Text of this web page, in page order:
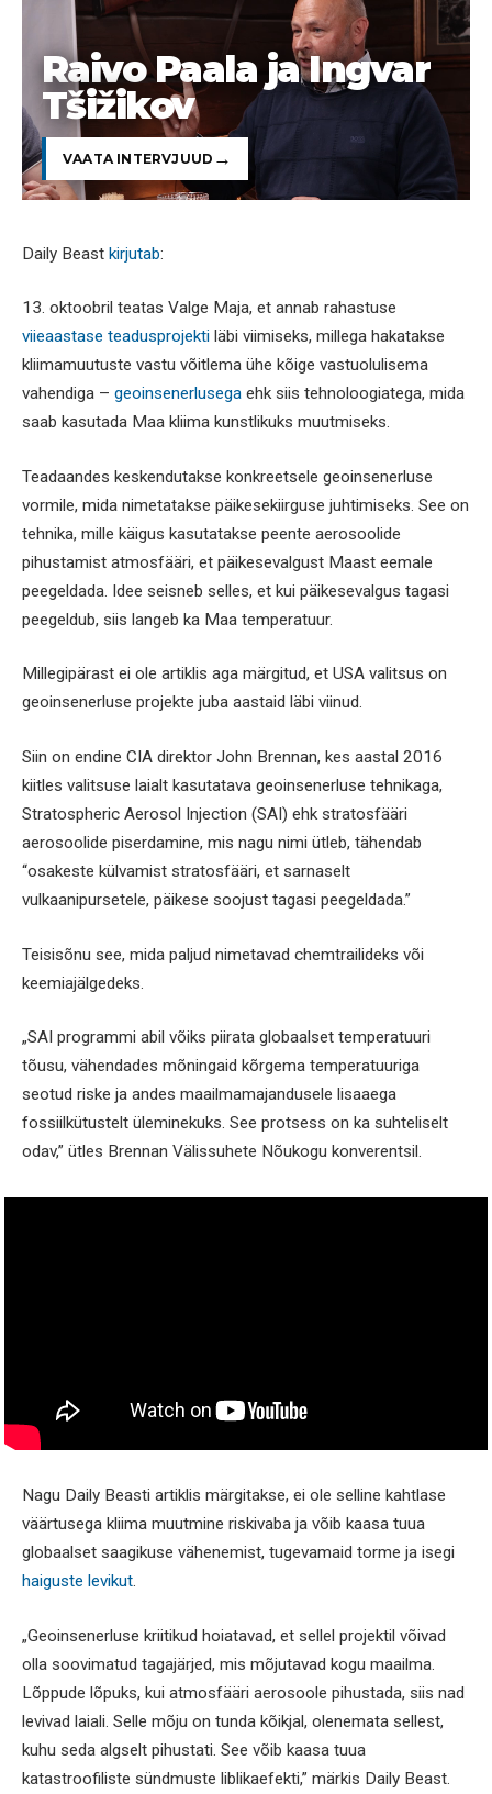
Raivo Paala ja Ingvar
Tšižikov
VAATA INTERVJUUD
Daily Beast kirjutab:
13. oktoobril teatas Valge Maja, et annab rahastuse
viieaastase teadusprojekti läbi viimiseks, millega hakatakse
kliimamuutuste vastu võitlema ühe kõige vastuolulisema
vahendiga – geoinsenerlusega ehk siis tehnoloogiatega, mida
saab kasutada Maa kliima kunstlikuks muutmiseks.
Teadaandes keskendutakse konkreetsele geoinsenerluse
vormile, mida nimetatakse päikesekiirguse juhtimiseks. See on
tehnika, mille käigus kasutatakse peente aerosoolide
pihustamist atmosfääri, et päikesevalgust Maast eemale
peegeldada. Idee seisneb selles, et kui päikesevalgus tagasi
peegeldub, siis langeb ka Maa temperatuur.
Millegipärast ei ole artiklis aga märgitud, et USA valitsus on
geoinsenerluse projekte juba aastaid läbi viinud.
Siin on endine CIA direktor John Brennan, kes aastal 2016
kiitles valitsuse laialt kasutatava geoinsenerluse tehnikaga,
Stratospheric Aerosol Injection (SAI) ehk stratosfääri
aerosoolide piserdamine, mis nagu nimi ütleb, tähendab
“osakeste külvamist stratosfääri, et sarnaselt
vulkaanipursetele, päikese soojust tagasi peegeldada.”
Teisisõnu see, mida paljud nimetavad chemtrailideks või
keemiajälgedeks.
„SAI programmi abil võiks piirata globaalset temperatuuri
tõusu, vähendades mõningaid kõrgema temperatuuriga
seotud riske ja andes maailmamajandusele lisaaega
fossiilkütustelt üleminekuks. See protsess on ka suhteliselt
odav,” ütles Brennan Välissuhete Nõukogu konverentsil.
Nagu Daily Beasti artiklis märgitakse, ei ole selline kahtlase
väärtusega kliima muutmine riskivaba ja võib kaasa tuua
globaalset saagikuse vähenemist, tugevamaid torme ja isegi
haiguste levikut.
„Geoinsenerluse kriitikud hoiatavad, et sellel projektil võivad
olla soovimatud tagajärjed, mis mõjutavad kogu maailma.
Lõppude lõpuks, kui atmosfääri aerosoole pihustada, siis nad
levivad laiali. Selle mõju on tunda kõikjal, olenemata sellest,
kuhu seda algselt pihustati. See võib kaasa tuua
katastroofiliste sündmuste liblikaefekti,” märkis Daily Beast.